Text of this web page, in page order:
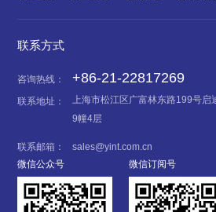
联系方式
咨询热线： +86-21-22817269
联系地址：
上海市松江区广富林东路199号启
9幢4层
联系邮箱：
sales@yint.com.cn
微信公众号
微信订阅号